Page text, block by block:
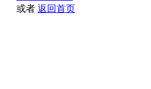
或者 返回首页